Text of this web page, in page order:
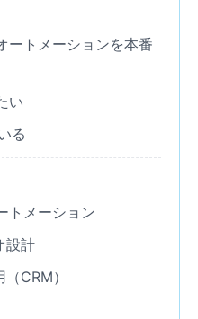
ートメーションを本番
い
る
トメーション
設計
CRM）